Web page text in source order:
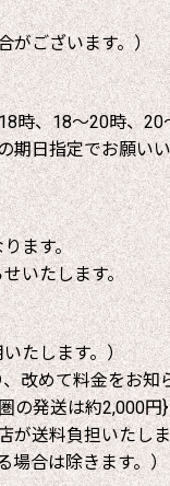
ございます。）
時、18～20時、20
期日指定でお願い
ます。
いたします。
たします。）
改めて料金をお知
の発送は約2,000円}
が送料負担いたし
場合は除きます。）